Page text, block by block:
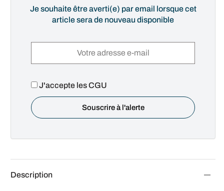
Je souhaite être averti(e) par email lorsque cet
article sera de nouveau disponible
J'accepte les CGU
Description